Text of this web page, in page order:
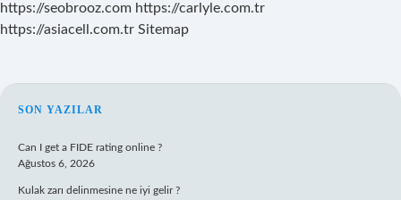
https://seobrooz.com https://carlyle.com.tr
https://asiacell.com.tr Sitemap
SIDEBAR
SON YAZILAR
Can I get a FIDE rating online ?
Ağustos 6, 2026
Kulak zarı delinmesine ne iyi gelir ?